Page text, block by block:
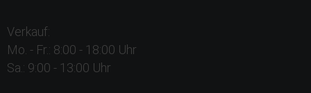
Verkauf:
Mo. - Fr.: 8:00 - 18:00 Uhr
Sa.: 9:00 - 13:00 Uhr